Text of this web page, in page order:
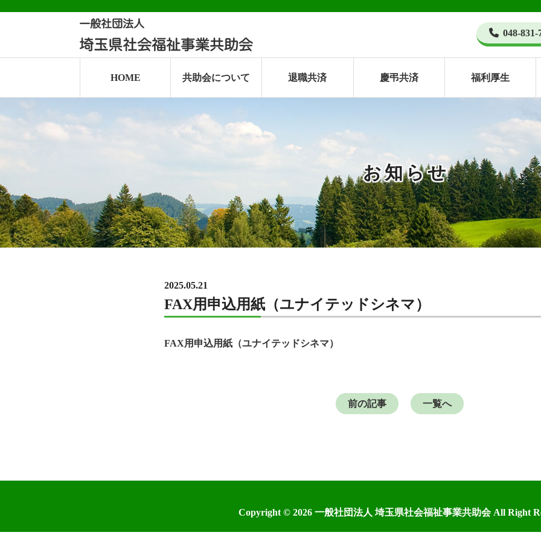
048-831-
HOME 共助会について 退職共済 慶弔共済 福利厚生
お知らせ
2025.05.21
FAX用申込用紙（ユナイテッドシネマ）
FAX用申込用紙（ユナイテッドシネマ）
前の記事 一覧へ
Copyright © 2026 一般社団法人 埼玉県社会福祉事業共助会 All Right